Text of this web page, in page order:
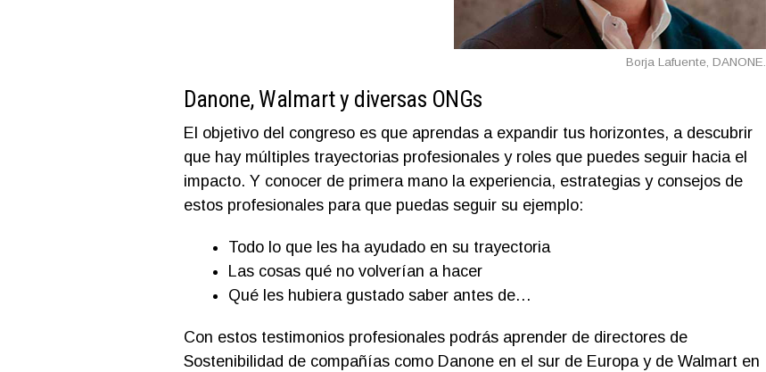
Borja Lafuente, DANONE.
Danone, Walmart y diversas ONGs
El objetivo del congreso es que aprendas a expandir tus horizontes, a descubrir
que hay múltiples trayectorias profesionales y roles que puedes seguir hacia el
impacto. Y conocer de primera mano la experiencia, estrategias y consejos de
estos profesionales para que puedas seguir su ejemplo:
Todo lo que les ha ayudado en su trayectoria
Las cosas qué no volverían a hacer
Qué les hubiera gustado saber antes de…
Con estos testimonios profesionales podrás aprender de directores de
Sostenibilidad de compañías como Danone en el sur de Europa y de Walmart en